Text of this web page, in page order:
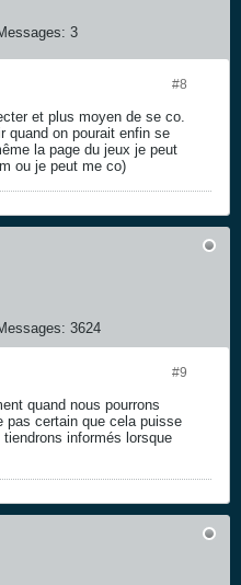
3
#8
et plus moyen de se co.
quand on pourait enfin se
la page du jeux je peut
ou je peut me co)
3624
#9
quand nous pourrons
pas certain que cela puisse
informés lorsque